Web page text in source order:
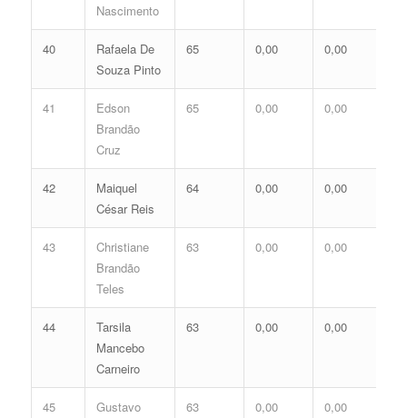
Nascimento
40
Rafaela De
Souza Pinto
65 0,00 0,00
41
Edson
Brandão
Cruz
65 0,00 0,00
42
Maiquel
César Reis
64 0,00 0,00
43
Christiane
Brandão
Teles
63 0,00 0,00
44
Tarsila
Mancebo
Carneiro
63 0,00 0,00
45
Gustavo
63 0,00 0,00